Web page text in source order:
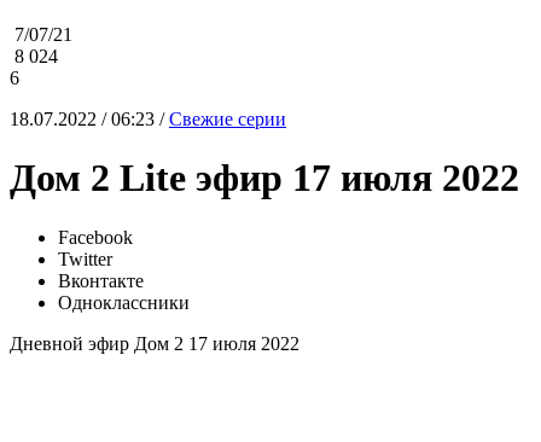
7/07/21
8 024
6
18.07.2022 / 06:23 /Свежие серии
Дом 2 Lite эфир 17 июля 2022
Facebook
Twitter
Вконтакте
Одноклассники
Дневной эфир Дом 2 17 июля 2022